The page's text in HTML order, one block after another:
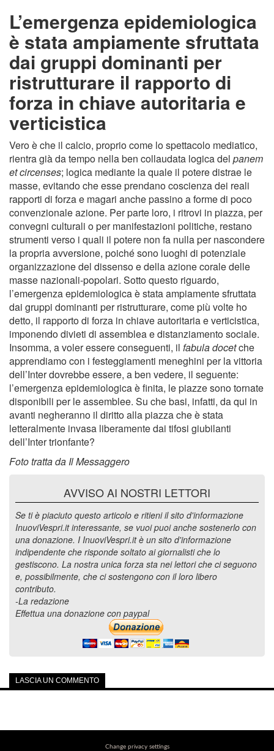
L’emergenza epidemiologica
è stata ampiamente sfruttata
dai gruppi dominanti per
ristrutturare il rapporto di
forza in chiave autoritaria e
verticistica
Vero è che il calcio, proprio come lo spettacolo mediatico,
rientra già da tempo nella ben collaudata logica del panem
et circenses; logica mediante la quale il potere distrae le
masse, evitando che esse prendano coscienza dei reali
rapporti di forza e magari anche passino a forme di poco
convenzionale azione. Per parte loro, i ritrovi in piazza, per
convegni culturali o per manifestazioni politiche, restano
strumenti verso i quali il potere non fa nulla per nascondere
la propria avversione, poiché sono luoghi di potenziale
organizzazione del dissenso e della azione corale delle
masse nazionali-popolari. Sotto questo riguardo,
l’emergenza epidemiologica è stata ampiamente sfruttata
dai gruppi dominanti per ristrutturare, come più volte ho
detto, il rapporto di forza in chiave autoritaria e verticistica,
imponendo divieti di assemblea e distanziamento sociale.
Insomma, a voler essere conseguenti, il fabula docetche
apprendiamo con i festeggiamenti meneghini per la vittoria
dell’Inter dovrebbe essere, a ben vedere, il seguente:
l’emergenza epidemiologica è finita, le piazze sono tornate
disponibili per le assemblee. Su che basi, infatti, da qui in
avanti negheranno il diritto alla piazza che è stata
letteralmente invasa liberamente dai tifosi giubilanti
dell’Inter trionfante?
Foto tratta da Il Messaggero
AVVISO AI NOSTRI LETTORI
Se ti è piaciuto questo articolo e ritieni il sito d'informazione
InuoviVespri.it interessante, se vuoi puoi anche sostenerlo con
una donazione. I InuoviVespri.it è un sito d'informazione
indipendente che risponde soltato ai giornalisti che lo
gestiscono. La nostra unica forza sta nei lettori che ci seguono
e, possibilmente, che ci sostengono con il loro libero
contributo.
-La redazione
Effettua una donazione con paypal
LASCIA UN COMMENTO
Change privacy settings